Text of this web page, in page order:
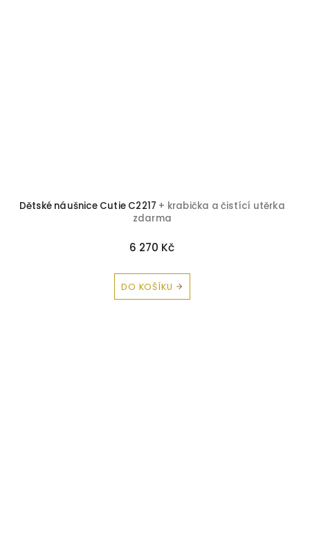
Dětské náušnice Cutie C2217 + krabička a čistící utěrka
zdarma
6 270 Kč
DO KOŠÍKU